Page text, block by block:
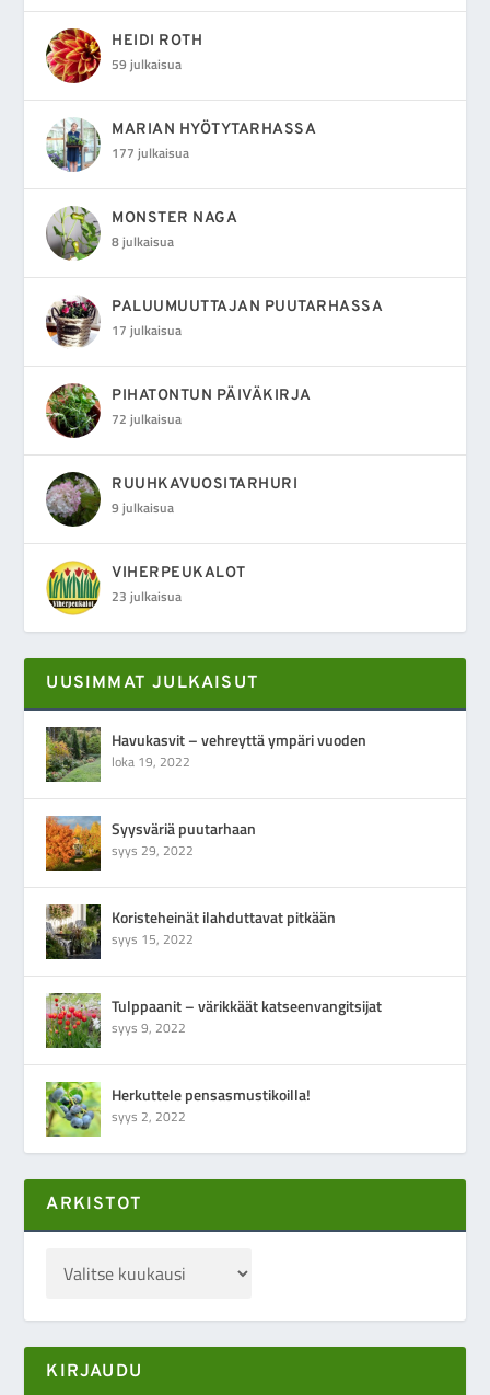
HEIDI ROTH
59 julkaisua
MARIAN HYÖTYTARHASSA
177 julkaisua
MONSTER NAGA
8 julkaisua
PALUUMUUTTAJAN PUUTARHASSA
17 julkaisua
PIHATONTUN PÄIVÄKIRJA
72 julkaisua
RUUHKAVUOSITARHURI
9 julkaisua
VIHERPEUKALOT
23 julkaisua
UUSIMMAT JULKAISUT
Havukasvit – vehreyttä ympäri vuoden
loka 19, 2022
Syysväriä puutarhaan
syys 29, 2022
Koristeheinät ilahduttavat pitkään
syys 15, 2022
Tulppaanit – värikkäät katseenvangitsijat
syys 9, 2022
Herkuttele pensasmustikoilla!
syys 2, 2022
ARKISTOT
KIRJAUDU